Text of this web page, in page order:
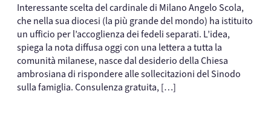
Interessante scelta del cardinale di Milano Angelo Scola,
che nella sua diocesi (la più grande del mondo) ha istituito
un ufficio per l’accoglienza dei fedeli separati. L’idea,
spiega la nota diffusa oggi con una lettera a tutta la
comunità milanese, nasce dal desiderio della Chiesa
ambrosiana di rispondere alle sollecitazioni del Sinodo
sulla famiglia. Consulenza gratuita, […]